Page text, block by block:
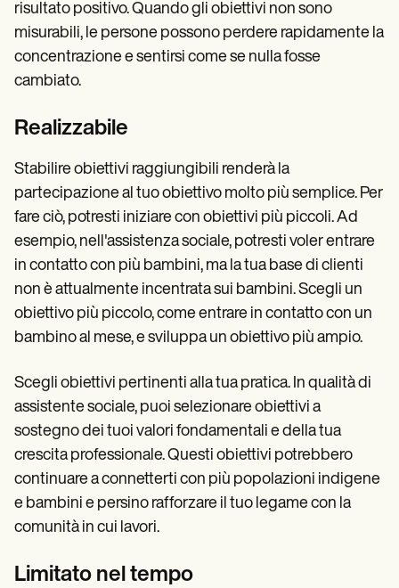
risultato positivo. Quando gli obiettivi non sono
misurabili, le persone possono perdere rapidamente la
concentrazione e sentirsi come se nulla fosse
cambiato.
Realizzabile
Stabilire obiettivi raggiungibili renderà la
partecipazione al tuo obiettivo molto più semplice. Per
fare ciò, potresti iniziare con obiettivi più piccoli. Ad
esempio, nell'assistenza sociale, potresti voler entrare
in contatto con più bambini, ma la tua base di clienti
non è attualmente incentrata sui bambini. Scegli un
obiettivo più piccolo, come entrare in contatto con un
bambino al mese, e sviluppa un obiettivo più ampio.
Scegli obiettivi pertinenti alla tua pratica. In qualità di
assistente sociale, puoi selezionare obiettivi a
sostegno dei tuoi valori fondamentali e della tua
crescita professionale. Questi obiettivi potrebbero
continuare a connetterti con più popolazioni indigene
e bambini e persino rafforzare il tuo legame con la
comunità in cui lavori.
Limitato nel tempo